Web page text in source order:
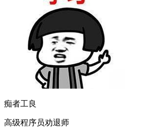
痴者工良
高级程序员劝退师